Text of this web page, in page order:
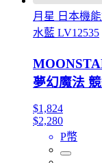
月星 日本機
水藍 LV12535
夢幻魔法
$1,824
$2,280
P幣